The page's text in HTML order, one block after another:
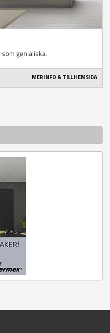
genialiska.
MER INFO & TILL HEMSIDA